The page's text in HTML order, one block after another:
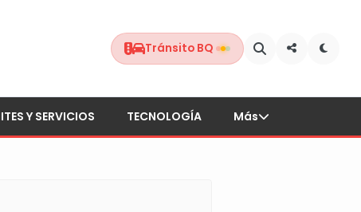
Tránsito BQ
Y SERVICIOS TECNOLOGÍA Más